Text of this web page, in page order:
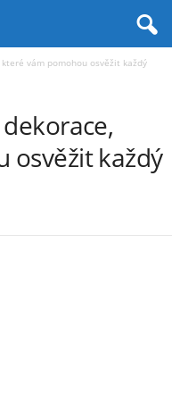
vám pomohou osvěžit každý
osvěžit každý